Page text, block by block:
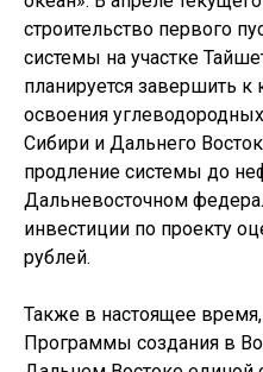
строительство первого
системы на участке
планируется завершить
освоения
Сибири и Дальнего
продление системы до
Дальневосточном
инвестиции по проекту
рублей.
Также в настоящее
Программы создания в